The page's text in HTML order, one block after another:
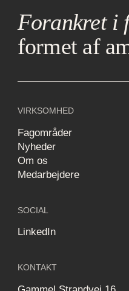
Forankret i
formet af
VIRKSOMHED
Fagområder
Nyheder
Om os
Medarbejdere
SOCIAL
LinkedIn
KONTAKT